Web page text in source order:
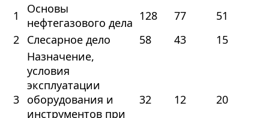
1
Основы
нефтегазового дела 128 77
51
2 Слесарное дело 58 43 15
3
Назначение,
условия
эксплуатации
оборудования и
инструментов при
32 12 20